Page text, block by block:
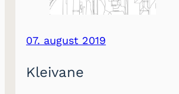
07. august 2019
Kleivane